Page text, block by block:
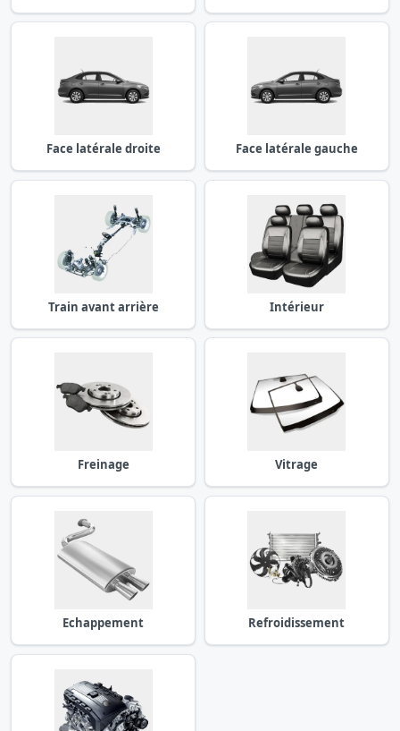
Face latérale droite Face latérale gauche
Train avant arrière Intérieur
Freinage Vitrage
Echappement Refroidissement